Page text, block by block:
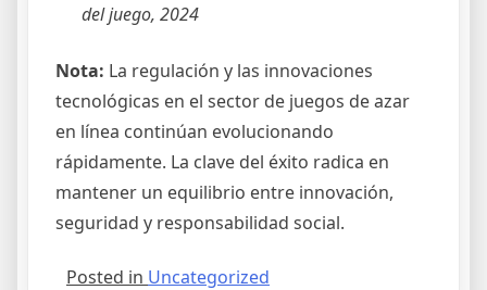
del juego, 2024
Nota: La regulación y las innovaciones
tecnológicas en el sector de juegos de azar
en línea continúan evolucionando
rápidamente. La clave del éxito radica en
mantener un equilibrio entre innovación,
seguridad y responsabilidad social.
Posted in Uncategorized